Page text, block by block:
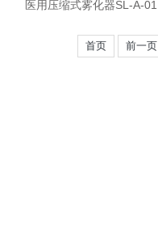
医用压缩式雾化器SL-A-01
首页 前一页